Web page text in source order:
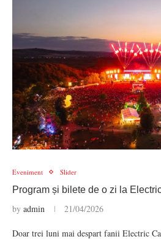
Eveniment Slider
Program și bilete de o zi la
by admin 21/04/2026
Doar trei luni mai despart fanii Electric